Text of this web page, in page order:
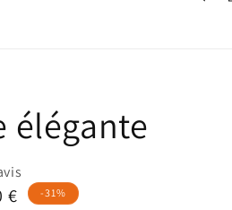
élégante
€ -31%